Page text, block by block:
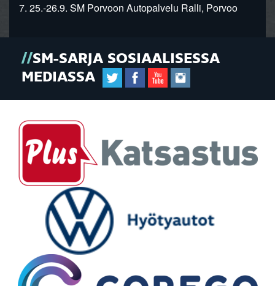
7. 25.-26.9. SM Porvoon Autopalvelu Ralli, Porvoo
SM-SARJA SOSIAALISESSA
MEDIASSA